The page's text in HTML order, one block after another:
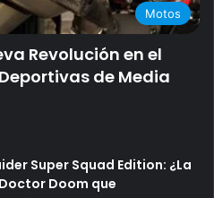
Motos
Revolución en el
de Media
Super Squad Edition: ¿La
Doom que